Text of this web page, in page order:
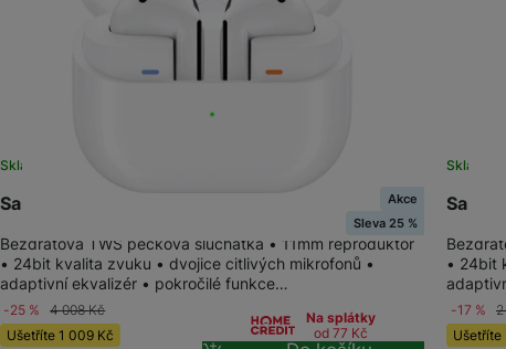
Samsung Galaxy Buds3, White
Skladem
Akce
Sleva 25 %
Bezdrátová TWS pecková sluchátka • 11mm reproduktor
• 24bit kvalita zvuku • dvojice citlivých mikrofonů •
adaptivní ekvalizér • pokročilé funkce…
-25 % 4 008Kč
Ušetříte1 009 Kč
Na splátky
od 77 Kč
Skladem
• 24bit
-17 %
Ušetříte